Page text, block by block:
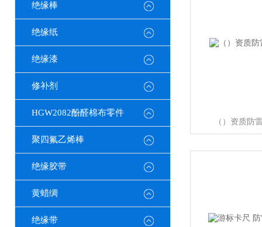
绝缘棒
绝缘纸
绝缘漆
修补剂
HGW2082酚醛棉布零件
聚四氟乙烯棒
绝缘胶带
黄蜡绸
绝缘带
（）资质防